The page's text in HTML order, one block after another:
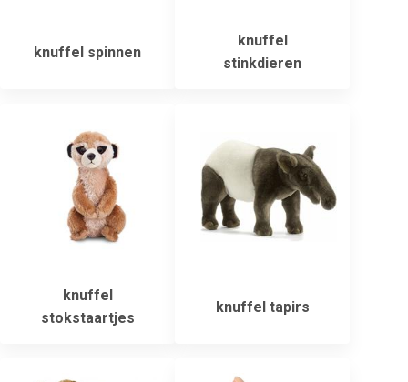
knuffel spinnen
knuffel
stinkdieren
knuffel
stokstaartjes
knuffel tapirs